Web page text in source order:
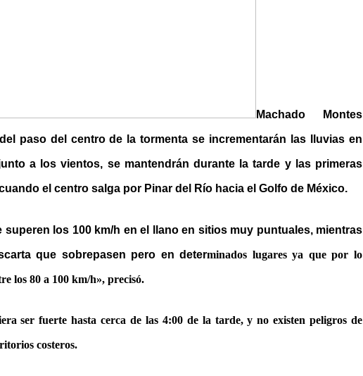
Machado Montes
paso del centro de la tormenta se incrementarán las lluvias en
a los vientos, se mantendrán durante la tarde y las primeras
el centro salga por Pinar del Río hacia el Golfo de México.
los 100 km/h en el llano en sitios muy puntuales, mientras
que sobrepasen pero en determinados lugares ya que por lo
los 80 a 100 km/h», precisó.
ser fuerte hasta cerca de las 4:00 de la tarde, y no existen peligros de
costeros.